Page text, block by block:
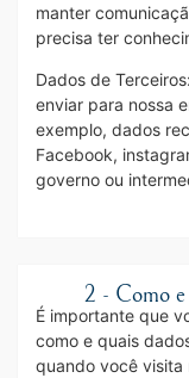
manter
precisa ter
Dados de
enviar para nossa
exemplo, dados
Facebook,
governo ou
2 - Como e
É importante que
como e quais
quando você visita